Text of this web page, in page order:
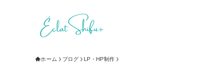
ホーム ブログ LP・HP制作